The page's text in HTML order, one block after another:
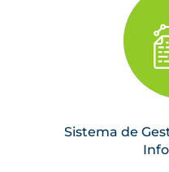
Sistema de